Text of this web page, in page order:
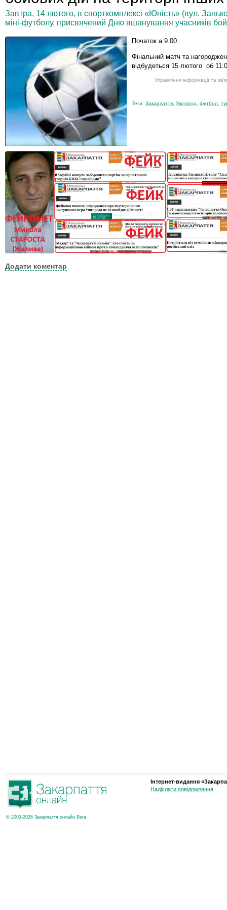
Завтра, 14 лютого, в спорткомплексі «Юність» (вул.
міні-футболу, присвячений Дню вшанування учасників
Початок а 9.00.
Фінальний матч та
відбудеться 15 лютого об
Управління інформації та
Теги: Закарпаття Ужгород футбол
Додати коментар
© 2003-2026 Закарпаття онлайн Beta
Інтернет-видання
Надіслати повідомлення